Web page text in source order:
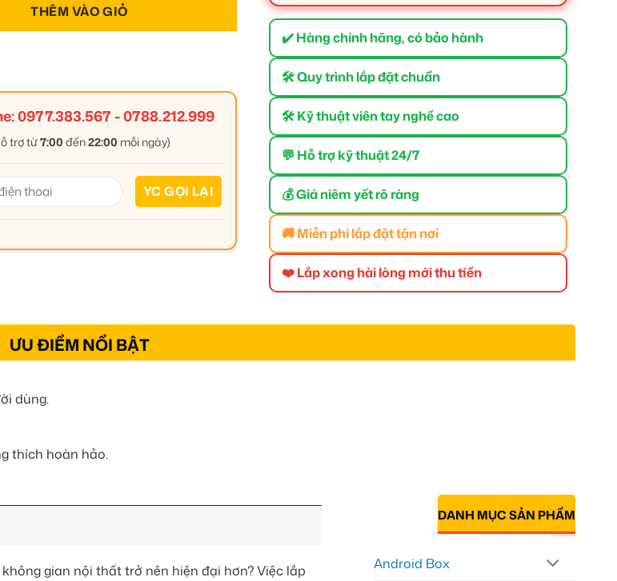
THÊM VÀO GIỎ
0977.383.567-0788.212.999
trợ từ7:00 đến22:00 mỗi ngày)
✔️ Hàng chính hãng, có bảo hành
🛠 Quy trình lắp đặt chuẩn
🛠 Kỹ thuật viên tay nghề cao
💬 Hỗ trợ kỹ thuật 24/7
💰 Giá niêm yết rõ ràng
🚚 Miễn phí lắp đặt tận nơi
❤️ Lắp xong hài lòng mới thu tiền
ƯU ĐIỂM NỔI BẬT
dùng.
thích hoàn hảo.
gian nội thất trở nên hiện đại hơn? Việc lắp
DANH MỤC SẢN PHẨM
Android Box